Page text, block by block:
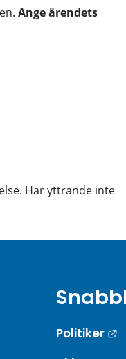
Ange ärendets
Har yttrande inte
Politiker